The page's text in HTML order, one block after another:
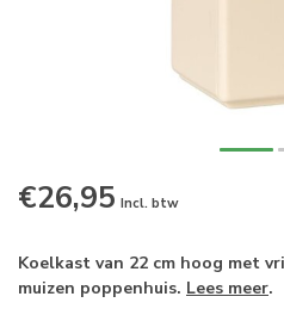
€26,95 Incl. btw
Koelkast van 22 cm hoog met
muizen poppenhuis. Lees meer.